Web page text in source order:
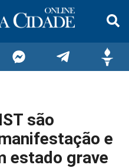
no
TelegramGettr
são
e
estado grave